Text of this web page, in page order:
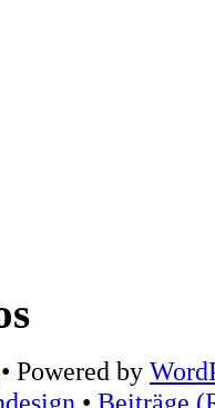
• Powered by
• Beiträge